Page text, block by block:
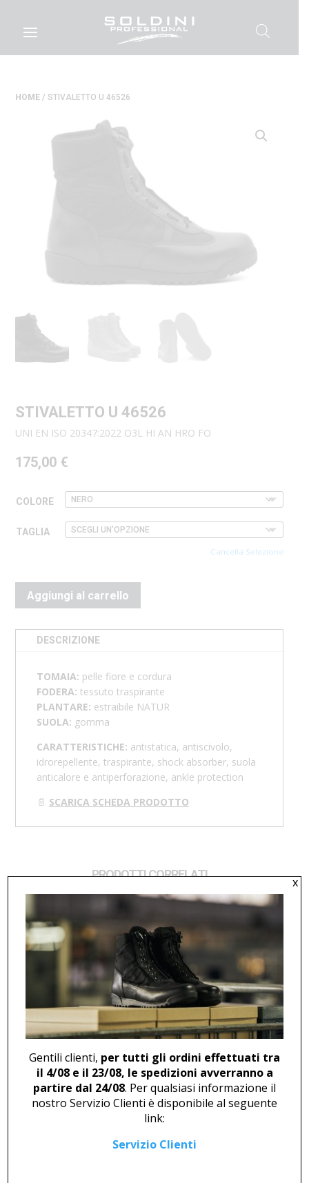
HOME/ STIVALETTO U 46526
STIVALETTO U 46526
UNI EN ISO 20347:2022 O3L HI AN HRO FO
175,00 €
COLORE
TAGLIA
Cancella Selezione
Aggiungi al carrello
DESCRIZIONE
TOMAIA: pelle fiore e cordura
FODERA: tessuto traspirante
PLANTARE: estraibile NATUR
SUOLA: gomma
CARATTERISTICHE: antistatica, antiscivolo,
idrorepellente, traspirante, shock absorber, suola
anticalore e antiperforazione, ankle protection
📄 SCARICA SCHEDA PRODOTTO
PRODOTTI CORRELATI
ZOCCOLO U 2721
33,00€
SCARPONCINO U 46875
216,00€
MOCASSINO STRINGATO M
SNEAKER U 46877 NERO
Gentili clienti, per tutti gli ordini effettuati tra
il 4/08 e il 23/08, le spedizioni avverranno a
partire dal 24/08. Per qualsiasi informazione il
nostro Servizio Clienti è disponibile al seguente
link:
Servizio Clienti
x